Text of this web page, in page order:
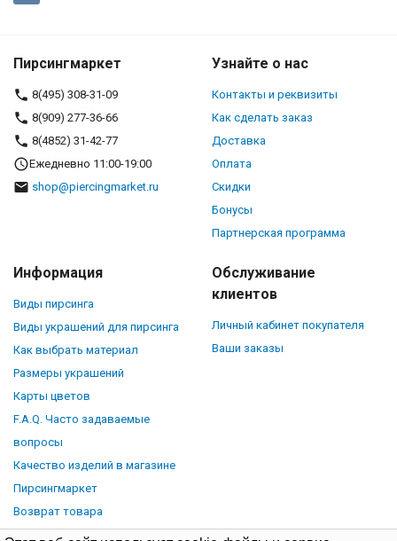
Пирсингмаркет
8(495) 308-31-09
8(909) 277-36-66
8(4852) 31-42-77
Ежедневно 11:00-19:00
shop@piercingmarket.ru
Узнайте о нас
Контакты и реквизиты
Как сделать заказ
Доставка
Оплата
Скидки
Бонусы
Партнерская программа
Информация
Виды пирсинга
Виды украшений для пирсинга
Как выбрать материал
Размеры украшений
Карты цветов
F.A.Q. Часто задаваемые
вопросы
Качество изделий в магазине
Пирсингмаркет
Возврат товара
Обслуживание
клиентов
Личный кабинет покупателя
Ваши заказы